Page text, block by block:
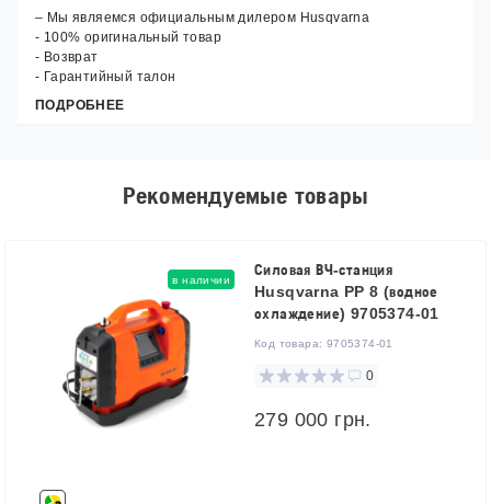
– Мы являемся официальным дилером Husqvarna
- 100% оригинальный товар
- Возврат
- Гарантийный талон
ПОДРОБНЕЕ
Рекомендуемые товары
в наличии
Силовая ВЧ-станция
Husqvarna PP 8 (водное
охлаждение) 9705374-01
Код товара: 9705374-01
0
279 000 грн.